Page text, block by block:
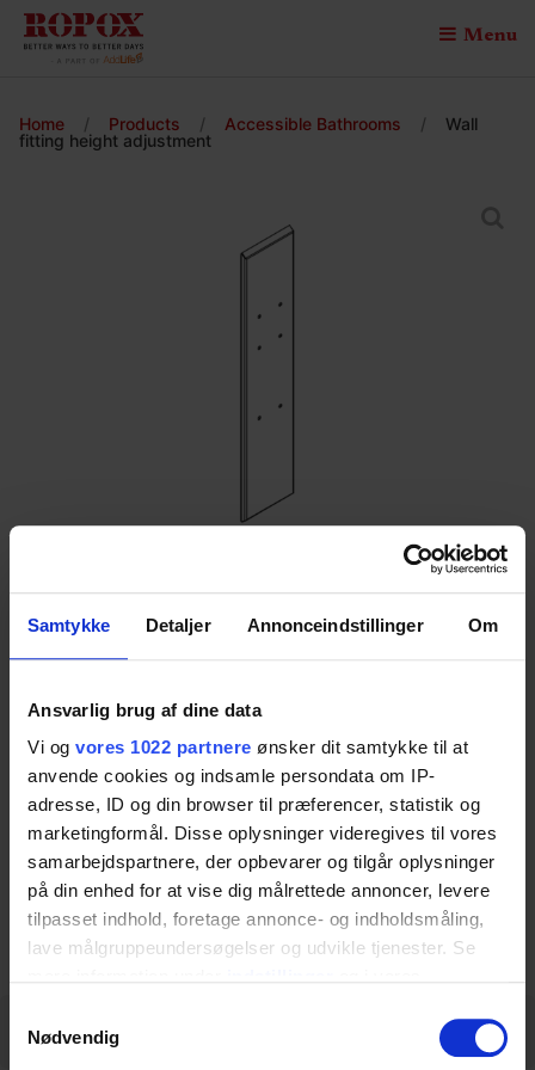
Samtykke Detaljer Annonceindstillinger Om
Ansvarlig brug af dine data
Vi og vores 1022 partnere ønsker dit samtykke til at
anvende cookies og indsamle persondata om IP-
adresse, ID og din browser til præferencer, statistik og
marketingformål. Disse oplysninger videregives til vores
samarbejdspartnere, der opbevarer og tilgår oplysninger
på din enhed for at vise dig målrettede annoncer, levere
tilpasset indhold, foretage annonce- og indholdsmåling,
lave målgruppeundersøgelser og udvikle tjenester. Se
tilbage eller ændre indstillinger fra vores
"Cookiedeklaration", eller ved at trykke på "Privacy
Nødvendig
Menu
Home / Products / Accessible Bathrooms /
Wall
fitting height adjustment
Wall fitting height
adjustment
Can be adjusted in height with allen wrench – 12
cm
Item no.:40-40906
Download datasheet
Specifications